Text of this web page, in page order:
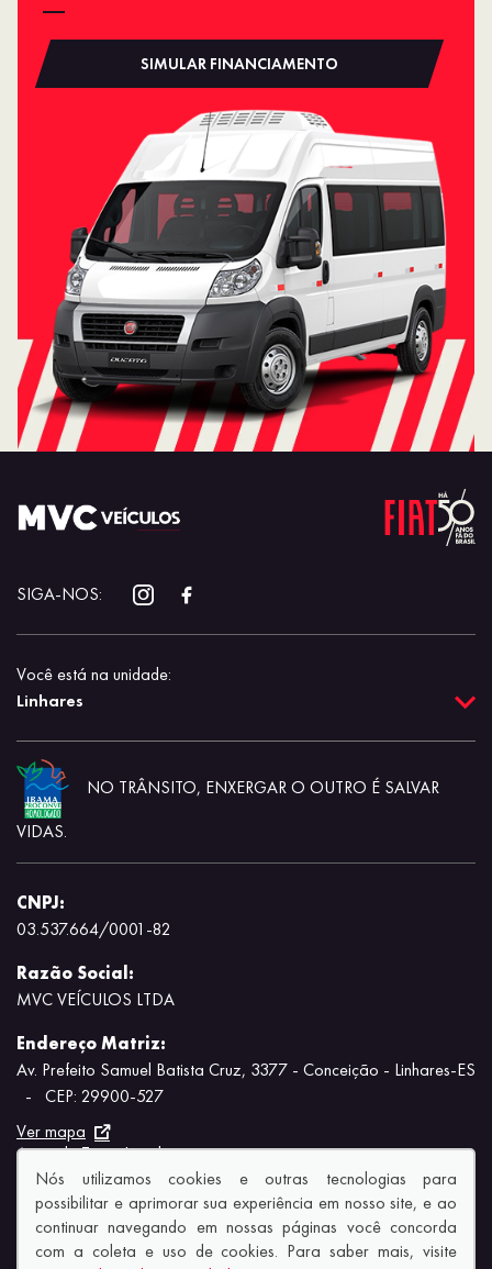
SIMULAR FINANCIAMENTO
SIGA-NOS:
Você está na unidade:
Linhares
NO TRÂNSITO, ENXERGAR O OUTRO É SALVAR
VIDAS.
CNPJ:
03.537.664/0001-82
Razão Social:
MVC VEÍCULOS LTDA
Endereço Matriz:
Av. Prefeito Samuel Batista Cruz, 3377 - Conceição - Linhares-ES
-
CEP: 29900-527
Ver mapa
Aviso de Texto Legal
Nós utilizamos cookies e outras tecnologias para
possibilitar e aprimorar sua experiência em nosso site, e ao
continuar navegando em nossas páginas você concorda
com a coleta e uso de cookies. Para saber mais, visite